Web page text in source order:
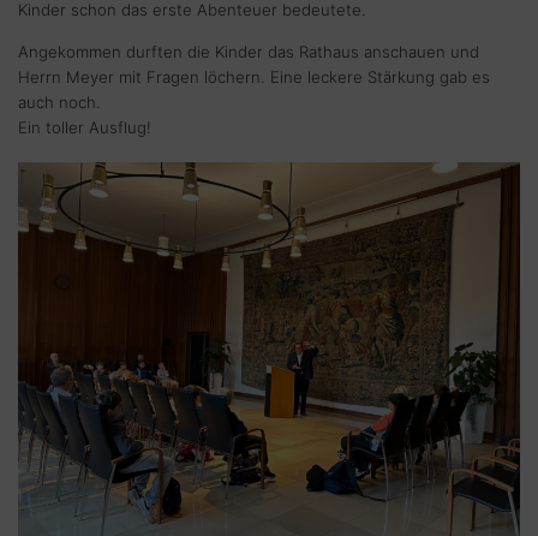
Kinder schon das erste Abenteuer bedeutete.
Angekommen durften die Kinder das Rathaus anschauen und
Herrn Meyer mit Fragen löchern. Eine leckere Stärkung gab es
auch noch.
Ein toller Ausflug!